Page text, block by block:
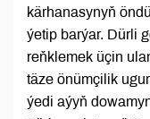
kärhanasynyň
ýetip barýar. Dürli
reňklemek üçin
täze önümçilik
ýedi aýyň